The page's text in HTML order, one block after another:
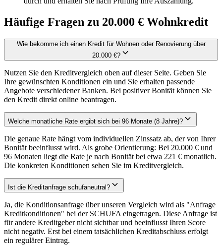
Häufige Fragen zu 20.000 € Wohnkredit
Wie bekomme ich einen Kredit für Wohnen oder Renovierung über
20.000 €?
Nutzen Sie den Kreditvergleich oben auf dieser Seite. Geben Sie
Ihre gewünschten Konditionen ein und Sie erhalten passende
Angebote verschiedener Banken. Bei positiver Bonität können Sie
den Kredit direkt online beantragen.
Welche monatliche Rate ergibt sich bei 96 Monate (8 Jahre)?
Die genaue Rate hängt vom individuellen Zinssatz ab, der von Ihrer
Bonität beeinflusst wird. Als grobe Orientierung: Bei 20.000 € und
96 Monaten liegt die Rate je nach Bonität bei etwa 221 € monatlich.
Die konkreten Konditionen sehen Sie im Kreditvergleich.
Ist die Kreditanfrage schufaneutral?
Ja, die Konditionsanfrage über unseren Vergleich wird als "Anfrage
Kreditkonditionen" bei der SCHUFA eingetragen. Diese Anfrage ist
für andere Kreditgeber nicht sichtbar und beeinflusst Ihren Score
nicht negativ. Erst bei einem tatsächlichen Kreditabschluss erfolgt
ein regulärer Eintrag.